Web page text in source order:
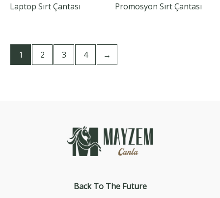
Laptop Sırt Çantası
Promosyon Sırt Çantası
1 2 3 4 →
Back To The Future